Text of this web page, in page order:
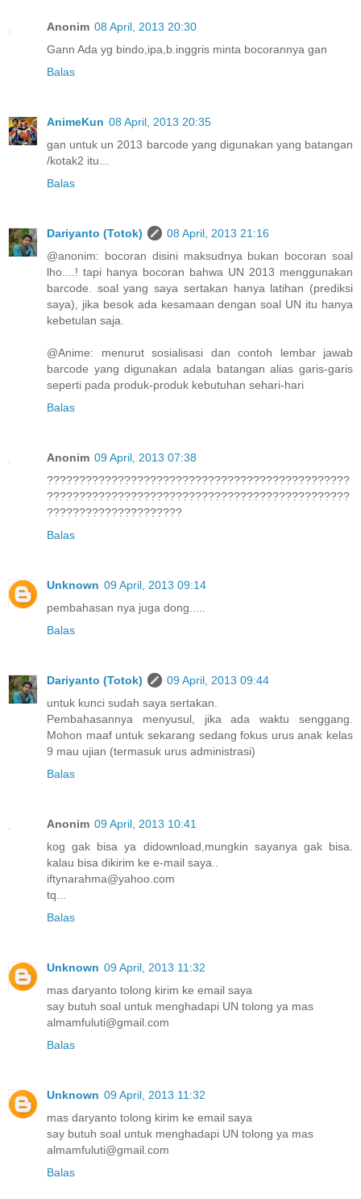
Anonim 08 April, 2013 20:30
Gann Ada yg bindo,ipa,b.inggris minta bocorannya gan
Balas
AnimeKun 08 April, 2013 20:35
gan untuk un 2013 barcode yang digunakan yang batangan
/kotak2 itu...
Balas
Dariyanto (Totok)
08 April, 2013 21:16
@anonim: bocoran disini maksudnya bukan bocoran soal
lho....! tapi hanya bocoran bahwa UN 2013 menggunakan
barcode. soal yang saya sertakan hanya latihan (prediksi
saya), jika besok ada kesamaan dengan soal UN itu hanya
kebetulan saja.
@Anime: menurut sosialisasi dan contoh lembar jawab
barcode yang digunakan adala batangan alias garis-garis
seperti pada produk-produk kebutuhan sehari-hari
Balas
Anonim 09 April, 2013 07:38
???????????????????????????????????????????????
???????????????????????????????????????????????
?????????????????????
Balas
Unknown 09 April, 2013 09:14
pembahasan nya juga dong.....
Balas
Dariyanto (Totok)
09 April, 2013 09:44
untuk kunci sudah saya sertakan.
Pembahasannya menyusul, jika ada waktu senggang.
Mohon maaf untuk sekarang sedang fokus urus anak kelas
9 mau ujian (termasuk urus administrasi)
Balas
Anonim 09 April, 2013 10:41
kog gak bisa ya didownload,mungkin sayanya gak bisa.
kalau bisa dikirim ke e-mail saya..
iftynarahma@yahoo.com
tq...
Balas
Unknown 09 April, 2013 11:32
mas daryanto tolong kirim ke email saya
say butuh soal untuk menghadapi UN tolong ya mas
almamfuluti@gmail.com
Balas
Unknown 09 April, 2013 11:32
mas daryanto tolong kirim ke email saya
say butuh soal untuk menghadapi UN tolong ya mas
almamfuluti@gmail.com
Balas